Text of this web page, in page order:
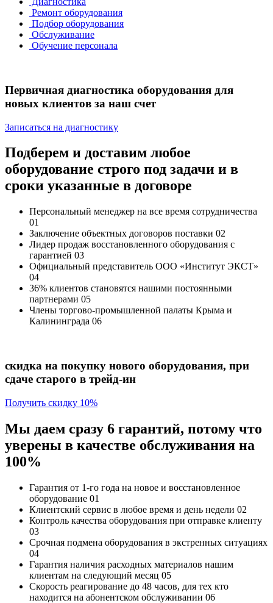
Ремонт оборудования
Подбор оборудования
Обслуживание
Обучение персонала
Первичная диагностика оборудования для
новых клиентов за наш счет
Записаться на диагностику
Подберем и доставим любое
оборудование строго под задачи и в
сроки указанные в договоре
Персональный менеджер на все время сотрудничества
01
Заключение объектных договоров поставки 02
Лидер продаж восстановленного оборудования с
гарантией 03
Официальный представитель ООО «Институт ЭКСТ»
04
36% клиентов становятся нашими постоянными
партнерами 05
Члены торгово-промышленной палаты Крыма и
Калининграда 06
скидка на покупку нового оборудования, при
сдаче старого в трейд-ин
Получить скидку 10%
Мы даем сразу 6 гарантий, потому что
уверены в качестве обслуживания на
100%
Гарантия от 1-го года на новое и восстановленное
оборудование 01
Клиентский сервис в любое время и день недели 02
Контроль качества оборудования при отправке клиенту
03
Срочная подмена оборудования в экстренных ситуациях
04
Гарантия наличия расходных материалов нашим
клиентам на следующий месяц 05
Скорость реагирование до 48 часов, для тех кто
находится на абонентском обслуживании 06